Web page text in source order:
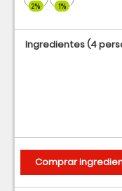
2% 1%
Ingredientes(4
Comprar